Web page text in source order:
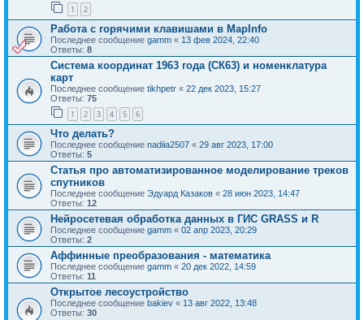
1 2
Работа с горячими клавишами в MapInfo
Последнее сообщение gamm « 13 фев 2024, 22:40
Ответы: 8
Система координат 1963 года (СК63) и номенклатура
карт
Последнее сообщение tikhpetr « 22 дек 2023, 15:27
Ответы: 75
1 2 3 4 5 6
Что делать?
Последнее сообщение nadiia2507 « 29 авг 2023, 17:00
Ответы: 5
Статья про автоматизированное моделирование треков
спутников
Последнее сообщение Эдуард Казаков « 28 июн 2023, 14:47
Ответы: 12
Нейросетевая обработка данных в ГИС GRASS и R
Последнее сообщение gamm « 02 апр 2023, 20:29
Ответы: 2
Аффинные преобразования - математика
Последнее сообщение gamm « 20 дек 2022, 14:59
Ответы: 11
Открытое лесоустройство
Последнее сообщение bakiev « 13 авг 2022, 13:48
Ответы: 30